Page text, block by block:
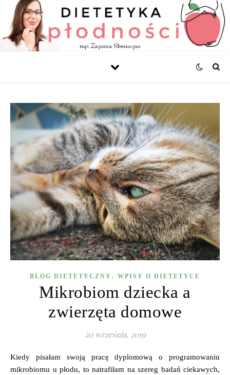
BLOG DIETETYCZNY , WPISY O DIETETYCE
Mikrobiom dziecka a
zwierzęta domowe
20 września, 2019
Kiedy pisałam swoją pracę dyplomową o programowaniu
mikrobiomu u płodu, to natrafiłam na szereg badań ciekawych,